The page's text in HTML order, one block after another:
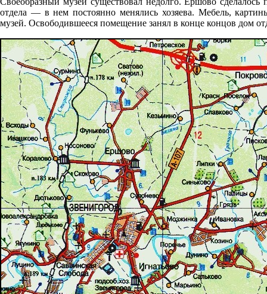
отдела — в нем постоянно менялись хозяева. Мебель,
музей. Освободившееся помещение занял в конце концов дом